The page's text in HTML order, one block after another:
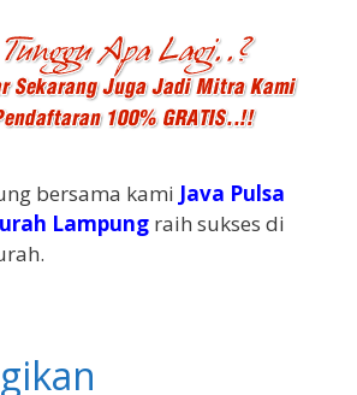
bersama kami Java Pulsa
Lampung raih sukses di